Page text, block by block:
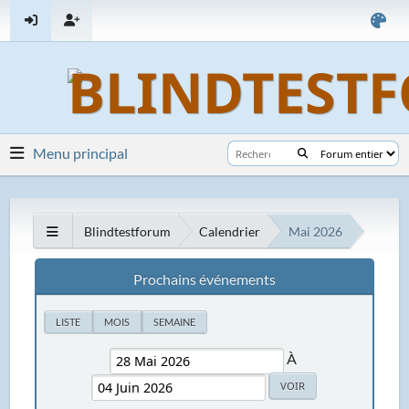
Menu principal
Blindtestforum Calendrier Mai 2026
Prochains événements
LISTE MOIS SEMAINE
À